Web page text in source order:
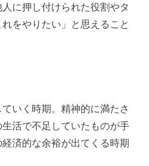
に押し付けられた役割やタ
をやりたい」と思えること
いく時期。精神的に満たさ
活で不足していたものが手
済的な余裕が出てくる時期